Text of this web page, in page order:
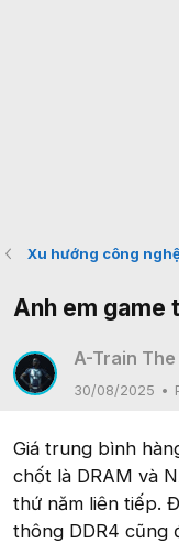
Xu hướng công
Anh em game
A-Train The
30/08/2025
Giá trung bình
chốt là DRAM và
thứ năm liên tiếp.
thông DDR4 cũng